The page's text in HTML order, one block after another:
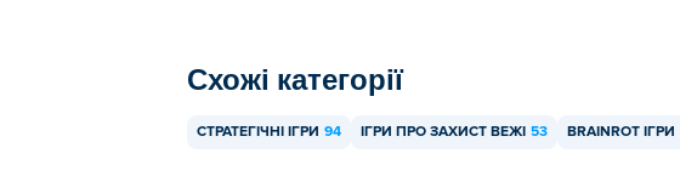
Схожі категорії
СТРАТЕГІЧНІ ІГРИ 94 ІГРИ ПРО ЗАХИСТ ВЕЖІ 53 BRAINROT ІГРИ